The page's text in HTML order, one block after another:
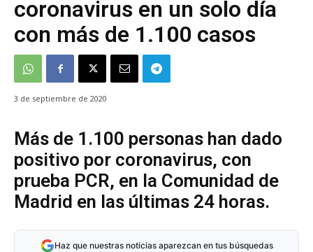
coronavirus en un solo día
con más de 1.100 casos
3 de septiembre de 2020
Más de 1.100 personas han dado
positivo por coronavirus, con
prueba PCR, en la Comunidad de
Madrid en las últimas 24 horas.
Haz que nuestras noticias aparezcan en tus búsquedas